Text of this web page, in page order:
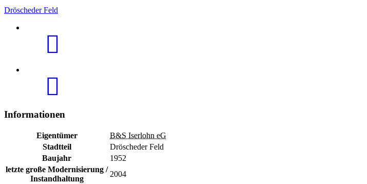
Dröscheder Feld
Informationen
Eigentümer
B&S Iserlohn eG
Stadtteil
Dröscheder Feld
Baujahr
1952
letzte große Modernisierung /
Instandhaltung
2004